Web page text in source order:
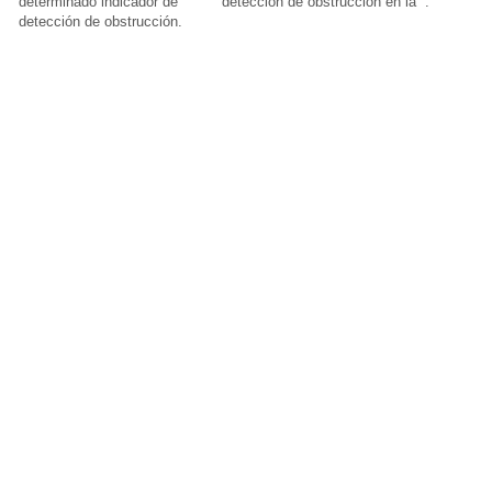
detección de obstrucción.